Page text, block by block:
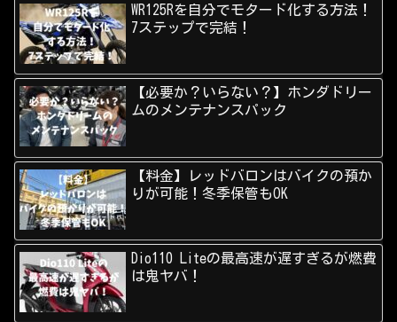
WR125Rを自分でモタード化する方法！
7ステップで完結！
【必要か？いらない？】ホンダドリー
ムのメンテナンスパック
【料金】レッドバロンはバイクの預か
りが可能！冬季保管もOK
Dio110 Liteの最高速が遅すぎるが燃費
は鬼ヤバ！